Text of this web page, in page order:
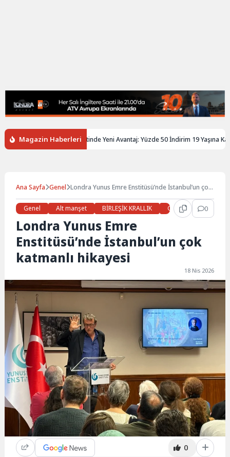
Magazin Haberleri
Gençlere Tren Biletinde Yeni Avantaj: Yüzde 50 İndirim 19 Yaşına Kadar
Ana Sayfa Genel Londra Yunus Emre Enstitüsü’nde İstanbul’un çok
Genel
Alt manşet BİRLEŞİK KRALLIK Gündem 0
Londra Yunus Emre
Enstitüsü’nde İstanbul’un çok
katmanlı hikayesi
18 Nis 2026
0